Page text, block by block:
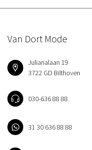
Van Dort Mode
Julianalaan 19
3722 GD Bilthoven
030-636 88 88
31 30 636 88 88